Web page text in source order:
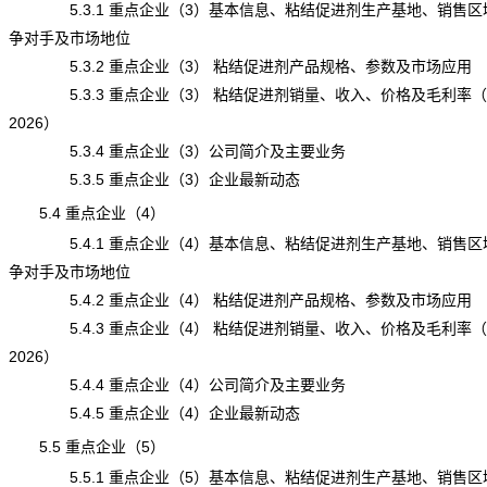
5.3.1 重点企业（3）基本信息、粘结促进剂生产基地、销售区
争对手及市场地位
5.3.2 重点企业（3） 粘结促进剂产品规格、参数及市场应用
5.3.3 重点企业（3） 粘结促进剂销量、收入、价格及毛利率（
2026）
5.3.4 重点企业（3）公司简介及主要业务
5.3.5 重点企业（3）企业最新动态
5.4 重点企业（4）
5.4.1 重点企业（4）基本信息、粘结促进剂生产基地、销售区
争对手及市场地位
5.4.2 重点企业（4） 粘结促进剂产品规格、参数及市场应用
5.4.3 重点企业（4） 粘结促进剂销量、收入、价格及毛利率（
2026）
5.4.4 重点企业（4）公司简介及主要业务
5.4.5 重点企业（4）企业最新动态
5.5 重点企业（5）
5.5.1 重点企业（5）基本信息、粘结促进剂生产基地、销售区